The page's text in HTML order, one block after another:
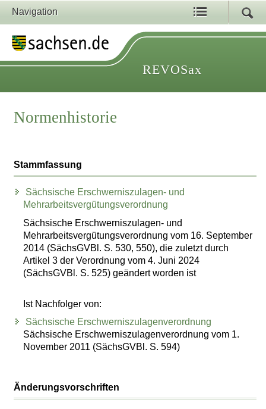
Navigation
REVOSax
Normenhistorie
Stammfassung
Sächsische Erschwerniszulagen- und
Mehrarbeitsvergütungsverordnung
Sächsische Erschwerniszulagen- und
Mehrarbeitsvergütungsverordnung vom 16. September
2014 (SächsGVBl. S. 530, 550), die zuletzt durch
Artikel 3 der Verordnung vom 4. Juni 2024
(SächsGVBl. S. 525) geändert worden ist
Ist Nachfolger von:
Sächsische Erschwerniszulagenverordnung
Sächsische Erschwerniszulagenverordnung vom 1.
November 2011 (SächsGVBl. S. 594)
Änderungsvorschriften